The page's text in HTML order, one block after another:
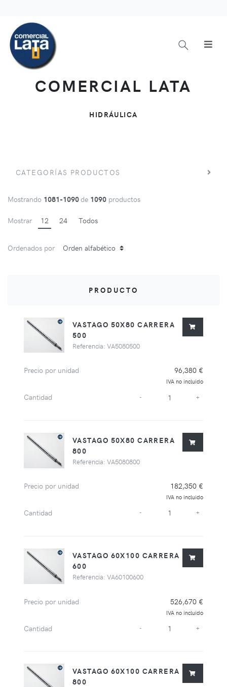
COMERCIAL LATA
HIDRÁULICA
CATEGORÍAS PRODUCTOS
Mostrando 1081-1090de 1090 productos
Mostrar 12 24 Todos
Ordenados por
PRODUCTO
VASTAGO 50X80 CARRERA
500
Referencia: VA5080500
Precio por unidad 96,380 €
IVA no incluido
Cantidad - +
VASTAGO 50X80 CARRERA
800
Referencia: VA5080800
Precio por unidad 182,350 €
IVA no incluido
Cantidad - +
VASTAGO 60X100 CARRERA
600
Referencia: VA60100600
Precio por unidad 526,670 €
IVA no incluido
Cantidad - +
VASTAGO 60X100 CARRERA
800